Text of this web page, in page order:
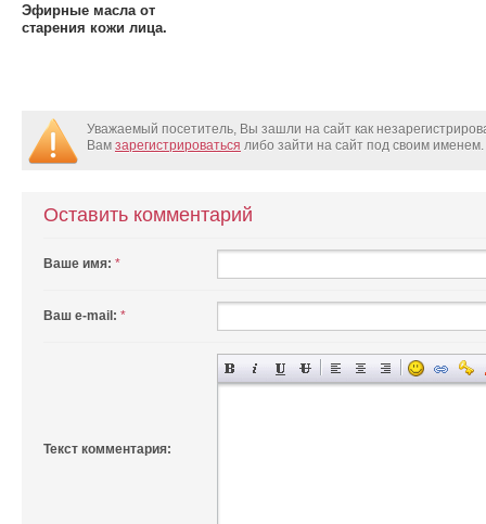
Эфирные масла от
старения кожи лица.
Уважаемый посетитель, Вы зашли на сайт как
Вам зарегистрироваться либо зайти на сайт под своим именем.
Оставить комментарий
Ваше имя: *
Ваш e-mail: *
Текст комментария: